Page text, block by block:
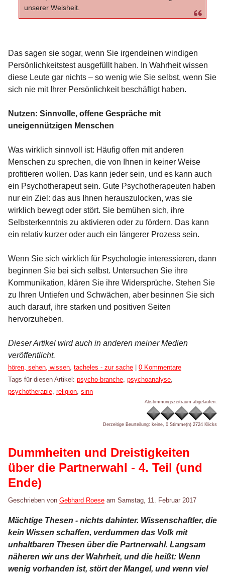
unserer Weisheit.
Das sagen sie sogar, wenn Sie irgendeinen windigen
Persönlichkeitstest ausgefüllt haben. In Wahrheit wissen
diese Leute gar nichts – so wenig wie Sie selbst, wenn Sie
sich nie mit Ihrer Persönlichkeit beschäftigt haben.
Nutzen: Sinnvolle, offene Gespräche mit
uneigennützigen Menschen
Was wirklich sinnvoll ist: Häufig offen mit anderen
Menschen zu sprechen, die von Ihnen in keiner Weise
profitieren wollen. Das kann jeder sein, und es kann auch
ein Psychotherapeut sein. Gute Psychotherapeuten haben
nur ein Ziel: das aus Ihnen herauszulocken, was sie
wirklich bewegt oder stört. Sie bemühen sich, ihre
Selbsterkenntnis zu aktivieren oder zu fördern. Das kann
ein relativ kurzer oder auch ein längerer Prozess sein.
Wenn Sie sich wirklich für Psychologie interessieren, dann
beginnen Sie bei sich selbst. Untersuchen Sie ihre
Kommunikation, klären Sie ihre Widersprüche. Stehen Sie
zu Ihren Untiefen und Schwächen, aber besinnen Sie sich
auch darauf, ihre starken und positiven Seiten
hervorzuheben.
Dieser Artikel wird auch in anderen meiner Medien
veröffentlicht.
Kategorien:
hören, sehen, wissen tacheles - zur sache | 0 Kommentare
Tags für diesen Artikel: psycho-branche psychoanalyse
psychotherapie religion sinn
Abstimmungszeitraum abgelaufen.
Derzeitige Beurteilung: keine, 0 Stimme(n) 2724 Klicks
Dummheiten und Dreistigkeiten
über die Partnerwahl - 4. Teil (und
Ende)
Geschrieben von Gebhard Roese am Samstag, 11. Februar 2017
Mächtige Thesen - nichts dahinter. Wissenschaftler, die
kein Wissen schaffen, verdummen das Volk mit
unhaltbaren Thesen über die Partnerwahl. Langsam
näheren wir uns der Wahrheit, und die heißt: Wenn
wenig vorhanden ist, stört der Mangel, und wenn viel